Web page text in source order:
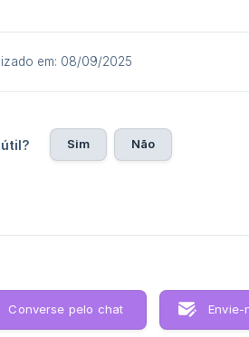
em: 08/09/2025
Sim Não
Converse pelo chat Envie-